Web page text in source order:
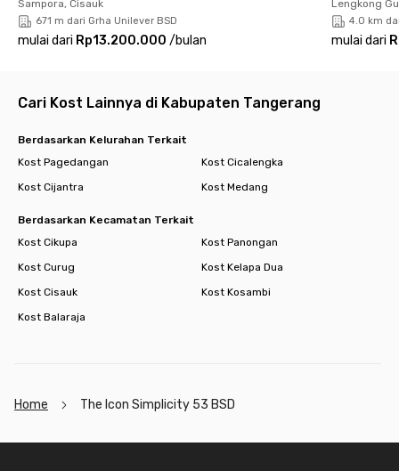
Sampora, Cisauk
671 m dari Grha Unilever BSD
mulai dari Rp13.200.000 /bulan
Lengkong
4.0 km
mulai dari
Cari Kost Lainnya di Kabupaten Tangerang
Berdasarkan Kelurahan Terkait
Kost Pagedangan
Kost Cicalengka
Kost Cijantra
Kost Medang
Berdasarkan Kecamatan Terkait
Kost Cikupa
Kost Panongan
Kost Curug
Kost Kelapa Dua
Kost Cisauk
Kost Kosambi
Kost Balaraja
Home The Icon Simplicity 53 BSD